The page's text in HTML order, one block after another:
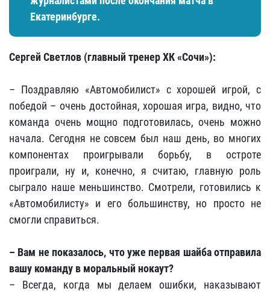
Екатеринбурге.
Сергей Светлов (главный тренер ХК «Сочи»):
– Поздравляю «Автомобилист» с хорошей игрой, с
победой – очень достойная, хорошая игра, видно, что
команда очень мощно подготовилась, очень можно
начала. Сегодня не совсем был наш день, во многих
компонентах проигрывали борьбу, в остроте
проиграли, ну и, конечно, я считаю, главную роль
сыграло наше меньшинство. Смотрели, готовились к
«Автомобилисту» и его большинству, но просто не
смогли справиться.
– Вам не показалось, что уже первая шайба отправила
вашу команду в моральный нокаут?
– Всегда, когда мы делаем ошибки, наказывают